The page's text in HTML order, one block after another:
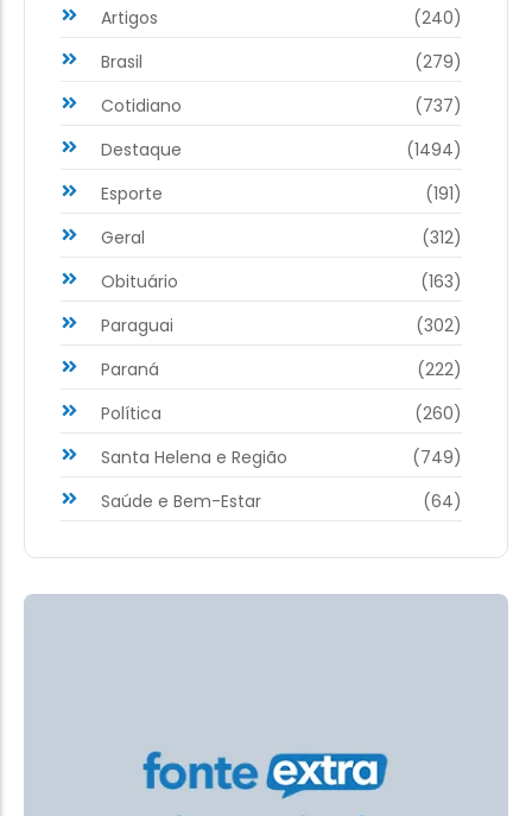
Artigos
(240)
Brasil
(279)
Cotidiano
(737)
Destaque
(1494)
Esporte
(191)
Geral
(312)
Obituário
(163)
Paraguai
(302)
Paraná
(222)
Política
(260)
Santa Helena e Região
(749)
Saúde e Bem-Estar
(64)